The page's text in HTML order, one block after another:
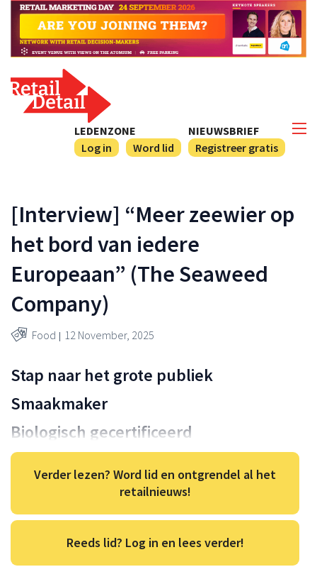
NIEUWSBRIEF
Registreer gratis
LEDENZONE
Log in
Word lid
[Interview] “Meer zeewier op
het bord van iedere
Europeaan” (The Seaweed
Company)
Food 12 November, 2025
Stap naar het grote publiek
Smaakmaker
Biologisch gecertificeerd
Verder lezen? Word lid en ontgrendel al het
retailnieuws!
Reeds lid? Log in en lees verder!